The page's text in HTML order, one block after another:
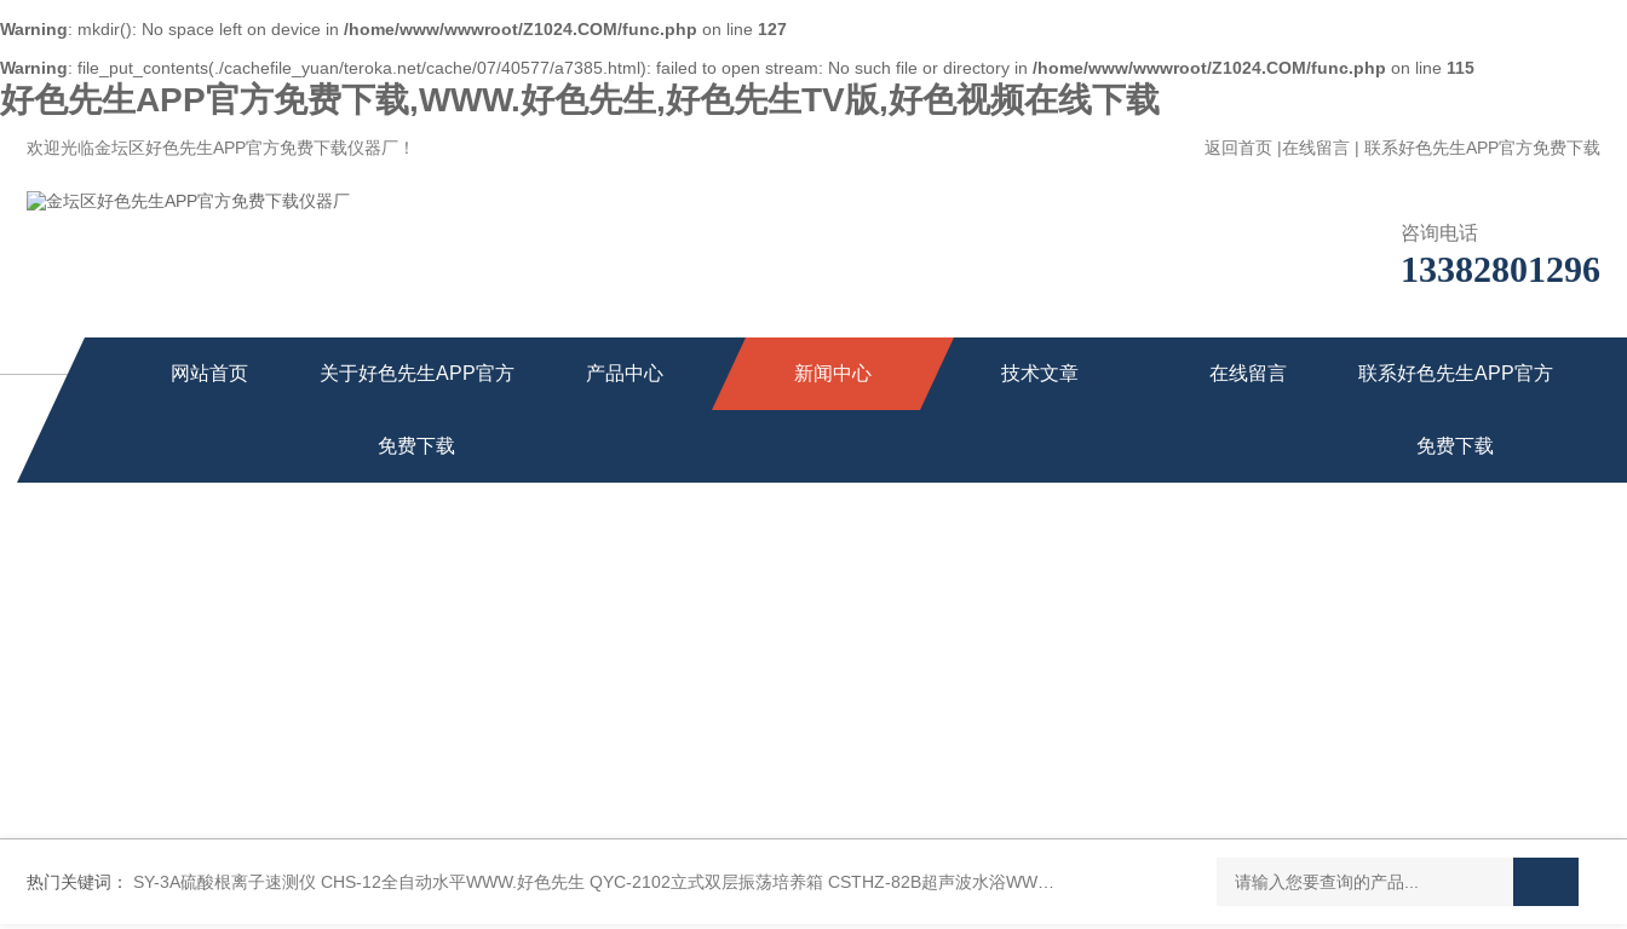
Warning: mkdir(): No space left on device in /home/www/wwwroot/Z1024.COM/func.php on line 127
Warning: file_put_contents(./cachefile_yuan/teroka.net/cache/07/40577/a7385.html): failed to open stream: No such file or directory in /home/www/wwwroot/Z1024.COM/func.php on line 115
好色先生APP官方免费下载,WWW.好色先生,好色先生TV版,好色视频在线下载
欢迎光临金坛区好色先生APP官方免费下载仪器厂！ 返回首页 |在线留言 | 联系好色先生APP官方免费下载
咨询电话
13382801296
网站首页 关于好色先生APP官方
免费下载
产品中心 新闻中心 技术文章 在线留言 联系好色先生APP官方
免费下载
热门关键词： SY-3A硫酸根离子速测仪 CHS-12全自动水平WWW.好色先生 QYC-2102立式双层振荡培养箱 CSTHZ-82B超声波水浴WWW.好色先生 DC-20L低温恒温水浴 HY-100L大容量恒温油浴锅